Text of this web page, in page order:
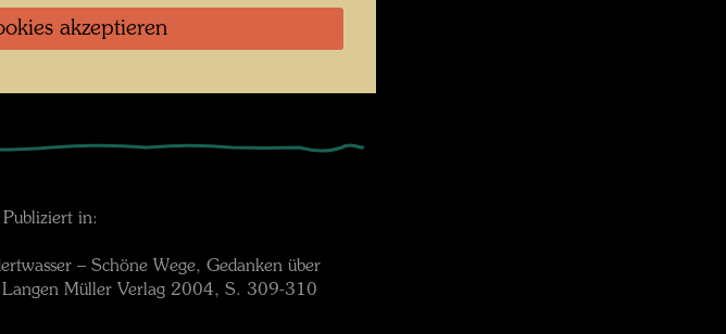
der gleichen Anschauungen, der
und der gleichartigen
Publiziert in:
– Schöne Wege, Gedanken über
Langen Müller Verlag 2004, S. 309-310
akzeptieren